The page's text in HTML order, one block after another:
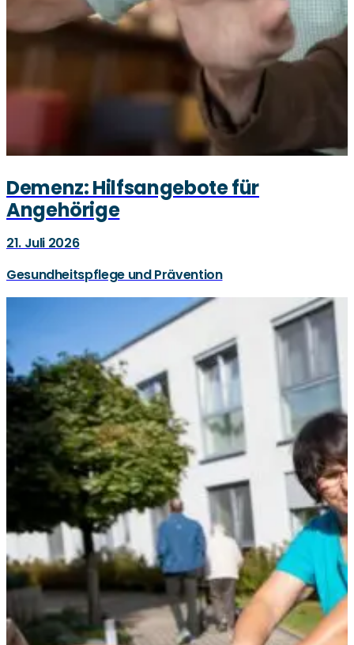
Demenz: Hilfsangebote für
Angehörige
21. Juli 2026
Gesundheitspflege und Prävention